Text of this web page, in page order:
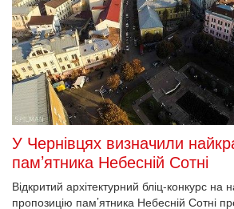
У Чернівцях визначили
пам’ятника Небесній Сотні
Відкритий архітектурний бліц-конкурс на
пропозицію пам’ятника Небесній Сотні